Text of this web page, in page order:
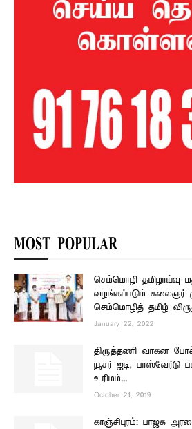
MOST POPULAR
செம்மொழி தமிழாய்வு
வழங்கப்படும் கலைஞர்
செம்மொழித் தமிழ்
January 22, 2022
திருத்தணி வாகன
யூசர் ஐடி, பாஸ்வேர்டு
உரிமம்...
October 21, 2019
காஞ்சிபுரம்: பாஜக